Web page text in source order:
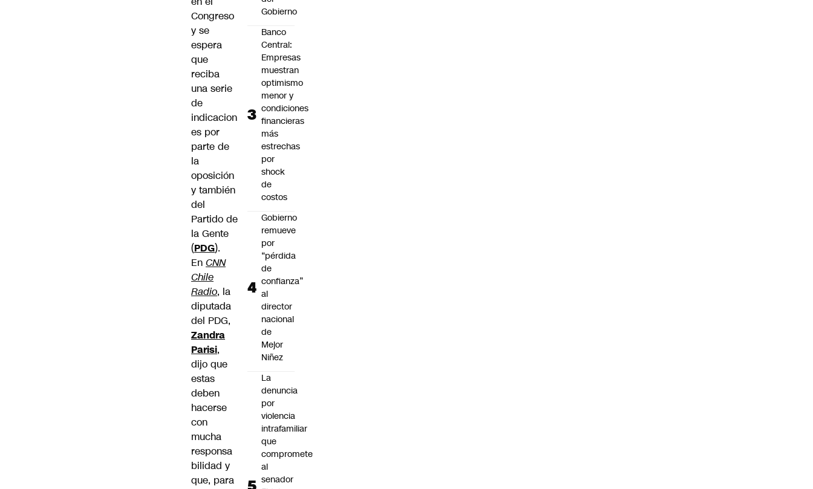
Congreso
y se
espera
que
reciba
una serie
de
indicacion
es por
parte de
la
oposición
y también
del
Partido de
la Gente
(PDG).
En CNN
Chile
Radio, la
diputada
del PDG,
Zandra
Parisi,
dijo que
estas
deben
hacerse
con
mucha
responsa
bilidad y
que, para
Gobierno
Banco
Central:
Empresas
muestran
optimismo
menor y
condiciones
financieras
más
estrechas
por
shock
de
costos
Gobierno
remueve
por
“pérdida
de
confianza”
al
director
nacional
de
Mejor
Niñez
La
denuncia
por
violencia
intrafamiliar
que
compromete
al
senador